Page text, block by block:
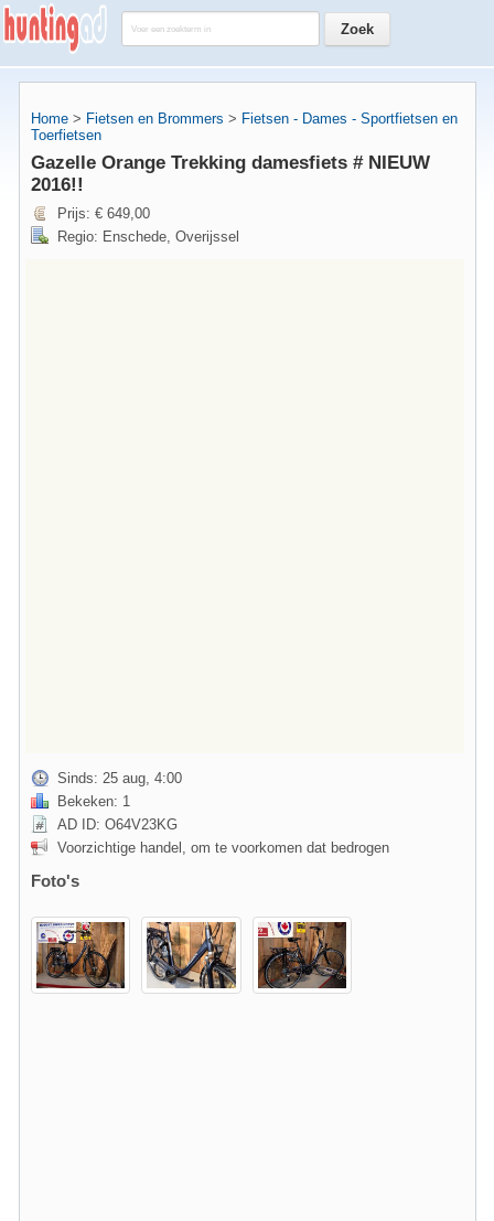
Home > Fietsen en Brommers > Fietsen - Dames - Sportfietsen en
Toerfietsen
Gazelle Orange Trekking damesfiets # NIEUW
2016!!
Prijs: € 649,00
Regio: Enschede, Overijssel
Sinds: 25 aug, 4:00
Bekeken: 1
AD ID: O64V23KG
Voorzichtige handel, om te voorkomen dat bedrogen
Foto's